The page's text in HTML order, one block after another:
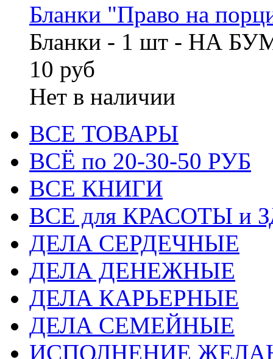
Бланки "Право на
Бланки - 1 шт - НА
10 руб
Нет в наличии
ВСЕ ТОВАРЫ
ВСЁ по 20-30-50 РУБ
ВСЕ КНИГИ
ВСЕ для КРАСОТЫ и
ДЕЛА СЕРДЕЧНЫЕ
ДЕЛА ДЕНЕЖНЫЕ
ДЕЛА КАРЬЕРНЫЕ
ДЕЛА СЕМЕЙНЫЕ
ИСПОЛНЕНИЕ